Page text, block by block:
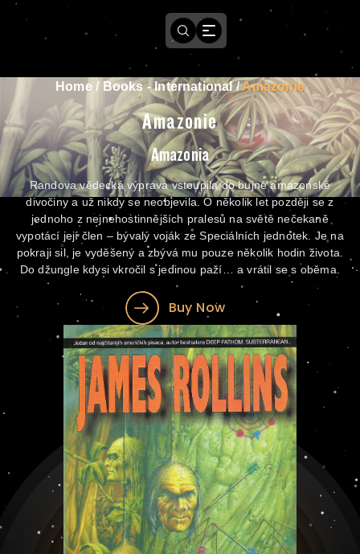
Home / Books - International/Amazonie
Amazonie
Amazonia
Randova vědecká výprava vstoupila do bujné amazonské
divočiny a už nikdy se neobjevila. O několik let později se z
jednoho z nejnehostinnějších pralesů na světě nečekaně
vypotácí její člen – bývalý voják ze Speciálních jednotek. Je na
pokraji sil, je vyděšený a zbývá mu pouze několik hodin života.
Do džungle kdysi vkročil s jedinou paží… a vrátil se s oběma.
Buy Now